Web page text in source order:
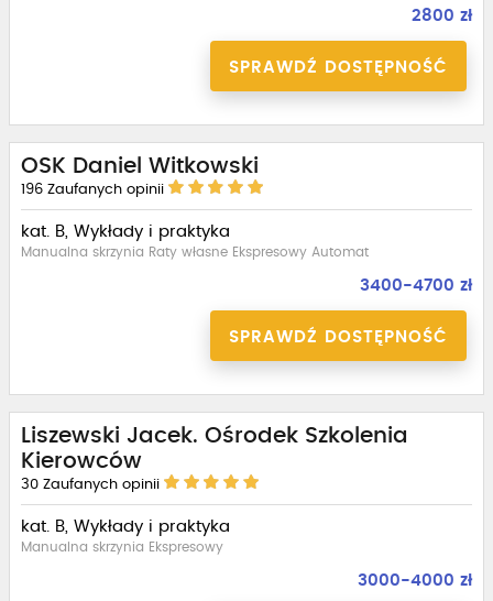
2800 zł
SPRAWDŹ DOSTĘPNOŚĆ
OSK Daniel Witkowski
196 Zaufanych opinii
kat. B, Wykłady i praktyka
Manualna skrzynia Raty własne Ekspresowy Automat
3400-4700 zł
SPRAWDŹ DOSTĘPNOŚĆ
Liszewski Jacek. Ośrodek Szkolenia
Kierowców
30 Zaufanych opinii
kat. B, Wykłady i praktyka
Manualna skrzynia Ekspresowy
3000-4000 zł